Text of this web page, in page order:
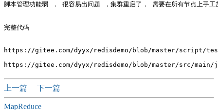
脚本管理功能弱 ， 很容易出问题 ，集群重启了， 需要在所有节点上
完整代码
https://gitee.com/dyyx/redisdemo/blob/master/script/
上一篇 下一篇
MapReduce